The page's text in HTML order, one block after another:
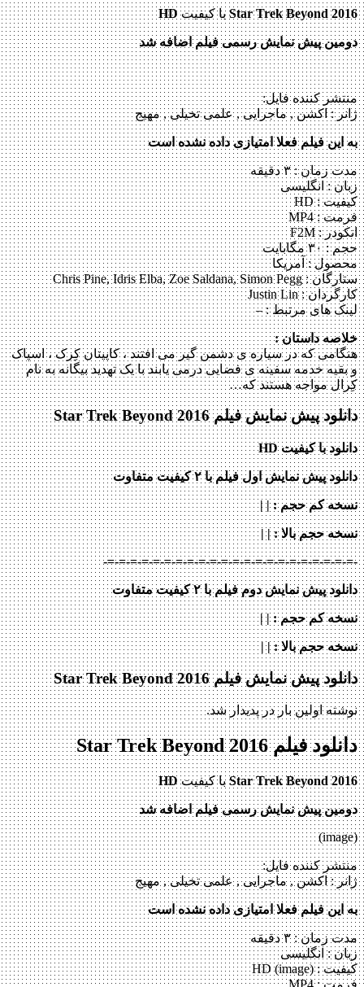
Star Trek Beyond 2016 با کیفیت HD
دومین پیش نمایش رسمی فیلم اضافه شد
منتشر کننده فایل:
ژانر : اکشن , ماجرایی , علمی تخیلی , مهیج
به این فیلم فعلا امتیازی داده نشده است
مدت زمان : ۳ دقیقه
زبان : انگلیسی
کیفیت : HD
فرمت : MP4
انکودر : F2M
حجم : ۳۰ مگابایت
محصول : آمریکا
ستارگان :Chris Pine, Idris Elba, Zoe Saldana, Simon Pegg
کارگردان :Justin Lin
لینک های مرتبط : –
خلاصه داستان :
هنگامی که در سیاره ی دشمن گیر می افتند ، کاپیتان کِرک ، اسپاک
و بقیه خدمه سفینه ی فضایی درمی یابند با یک تهدید بیگانه به نام
کِرال مواجه هستند که…
دانلود پیش نمایش فیلم Star Trek Beyond 2016
دانلود با کیفیت HD
دانلود پیش نمایش اول فیلم با ۲ کیفیت متفاوت
نسخه کم حجم: | |
نسخه حجم بالا: | |
-=-=-=-=-=-=-=-=-=-=-=-=-=-=-=-=-=-=-=-=-=-=-
دانلود پیش نمایش دوم فیلم با ۲ کیفیت متفاوت
نسخه کم حجم: | |
نسخه حجم بالا: | |
دانلود پیش نمایش فیلم Star Trek Beyond 2016
نوشته اولین بار در پدیدار شد.
دانلود فیلم Star Trek Beyond 2016
Star Trek Beyond 2016 با کیفیت HD
دومین پیش نمایش رسمی فیلم اضافه شد
(image)
منتشر کننده فایل:
ژانر : اکشن , ماجرایی , علمی تخیلی , مهیج
به این فیلم فعلا امتیازی داده نشده است
مدت زمان : ۳ دقیقه
زبان : انگلیسی
کیفیت : HD (image)